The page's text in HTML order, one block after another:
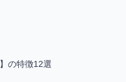
の特徴12選